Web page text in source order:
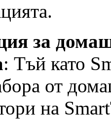
за
: Тъй като
от
на